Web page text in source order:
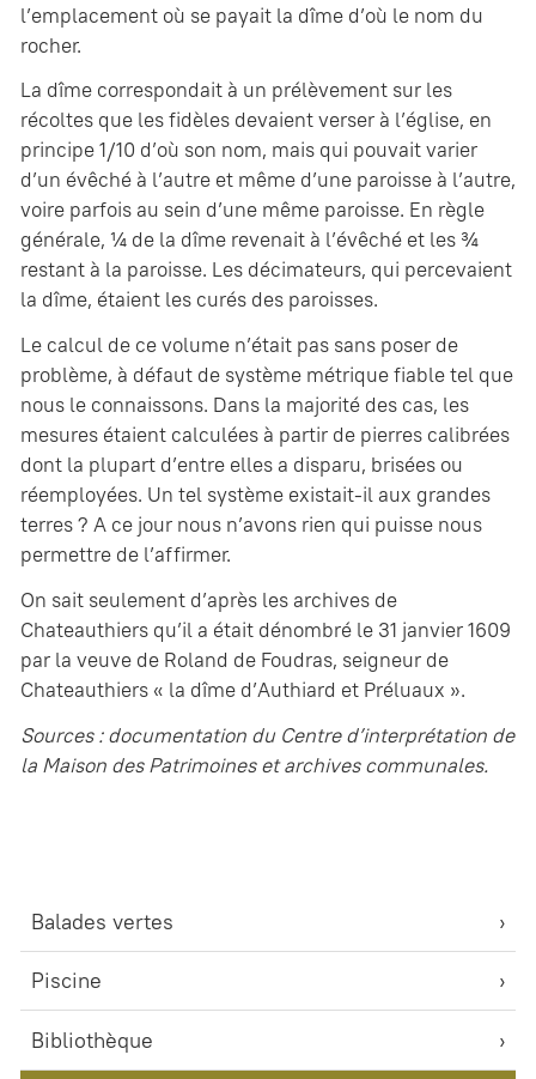
Balades vertes
Piscine
Bibliothèque
l’emplacement où se payait la dîme d’où le nom du
rocher.
La dîme correspondait à un prélèvement sur les
récoltes que les fidèles devaient verser à l’église, en
principe 1/10 d’où son nom, mais qui pouvait varier
d’un évêché à l’autre et même d’une paroisse à l’autre,
voire parfois au sein d’une même paroisse. En règle
générale, ¼ de la dîme revenait à l’évêché et les ¾
restant à la paroisse. Les décimateurs, qui percevaient
la dîme, étaient les curés des paroisses.
Le calcul de ce volume n’était pas sans poser de
problème, à défaut de système métrique fiable tel que
nous le connaissons. Dans la majorité des cas, les
mesures étaient calculées à partir de pierres calibrées
dont la plupart d’entre elles a disparu, brisées ou
réemployées. Un tel système existait-il aux grandes
terres ? A ce jour nous n’avons rien qui puisse nous
permettre de l’affirmer.
On sait seulement d’après les archives de
Chateauthiers qu’il a était dénombré le 31 janvier 1609
par la veuve de Roland de Foudras, seigneur de
Chateauthiers « la dîme d’Authiard et Préluaux ».
Sources : documentation du Centre d’interprétation de
la Maison des Patrimoines et archives communales.